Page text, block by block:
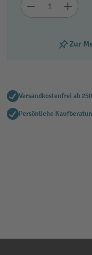
Zur
Versandkostenfrei ab
Persönliche